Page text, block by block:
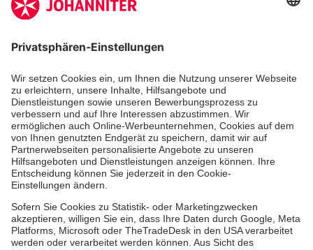
Zertifizierung der Johanniter-Unfall-Hilfe e.V.
Die Johanniter GmbH führt das Spendenzertifikat
des Deutschen Spendenrats e.V.
Dienste & Leistungen